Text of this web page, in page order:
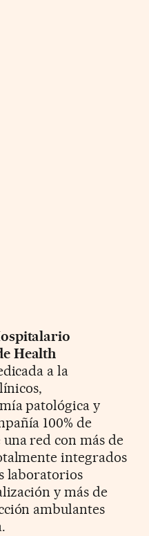
Health
a la
patológica y
100% de
red con más de
integrados
laboratorios
y más de
ambulantes